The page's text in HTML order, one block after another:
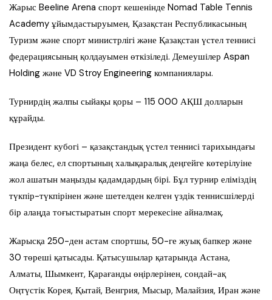
Жарыс Beeline Arena спорт кешенінде Nomad Table Tennis
Academy ұйымдастыруымен, Қазақстан Республикасының
Туризм және спорт министрлігі және Қазақстан үстел теннисі
федерациясының қолдауымен өткізіледі. Демеушілер Aspan
Holding және VD Stroy Engineering компаниялары.
Турнирдің жалпы сыйақы қоры – 115 000 АҚШ долларын
құрайды.
Президент кубогі – қазақстандық үстел теннисі тарихындағы
жаңа белес, ел спортының халықаралық деңгейге көтерілуіне
жол ашатын маңызды қадамдардың бірі. Бұл турнир еліміздің
түкпір-түкпірінен және шетелден келген үздік теннисшілерді
бір алаңда тоғыстыратын спорт мерекесіне айналмақ.
Жарысқа 250-ден астам спортшы, 50-ге жуық бапкер және
30 төреші қатысады. Қатысушылар қатарында Астана,
Алматы, Шымкент, Қарағанды өңірлерінен, сондай-ақ
Оңтүстік Корея, Қытай, Венгрия, Мысыр, Малайзия, Иран және